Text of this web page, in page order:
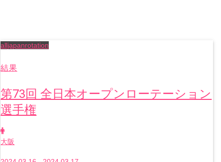
alljapanrotation
結果
第73回 全日本オープンローテーション
選手権
大阪